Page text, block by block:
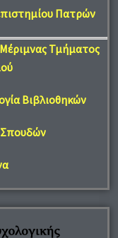
Πατρών
Τμήματος
Βιβλιοθηκών